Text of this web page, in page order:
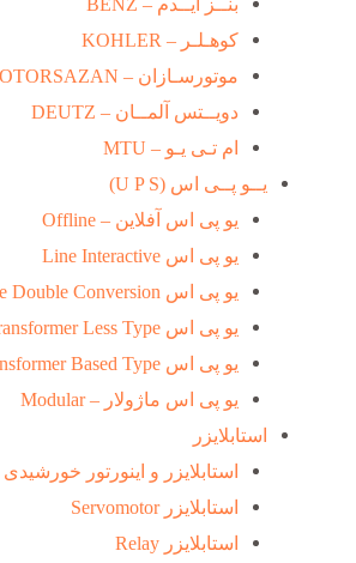
کوهـلـر – KOHLER
موتورسـازان – MOTORSAZAN
دویــتس آلمــان – DEUTZ
ام تـی یـو – MTU
یــو پــی اس (U P S)
یو پی اس آفلاین – Offline
یو پی اس Line Interactive
یو پی اس Online Double Conversion
یو پی اس Transformer Less Type
یو پی اس Transformer Based Type
یو پی اس ماژولار – Modular
استابلایزر
استابلایزر و اینورتور خورشیدی
استابلایزر Servomotor
استابلایزر Relay